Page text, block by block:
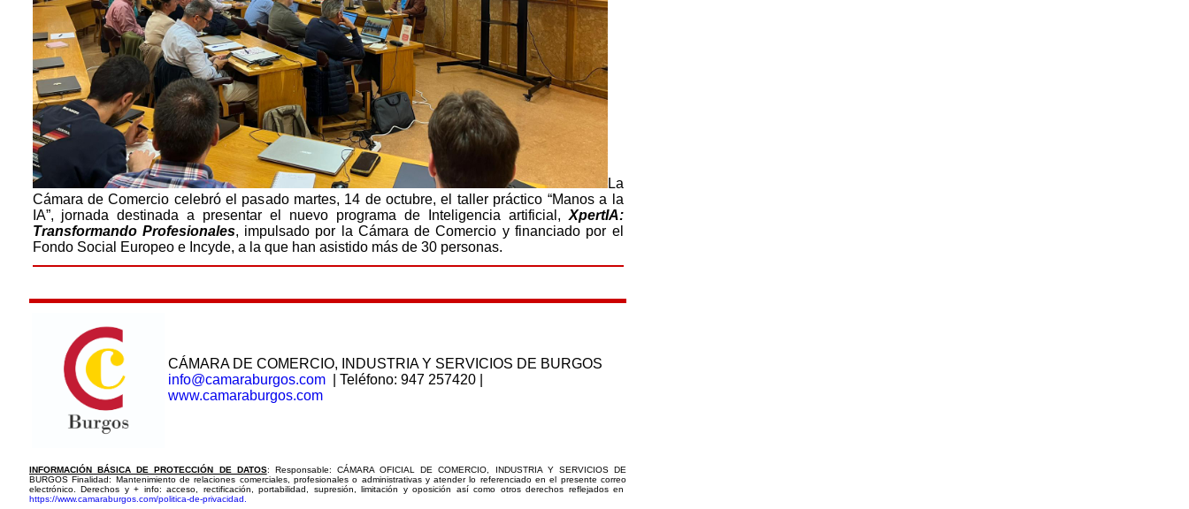
La
Cámara de Comercio celebró el pasado martes, 14 de octubre, el taller práctico “Manos a la
IA”, jornada destinada a presentar el nuevo programa de Inteligencia artificial, XpertIA:
Transformando Profesionales, impulsado por la Cámara de Comercio y financiado por el
Fondo Social Europeo e Incyde, a la que han asistido más de 30 personas.
CÁMARA DE COMERCIO, INDUSTRIA Y SERVICIOS DE BURGOS
info@camaraburgos.com | Teléfono: 947 257420 |
www.camaraburgos.com
INFORMACIÓN BÁSICA DE PROTECCIÓN DE DATOS: Responsable: CÁMARA OFICIAL DE COMERCIO, INDUSTRIA Y SERVICIOS DE
BURGOS Finalidad: Mantenimiento de relaciones comerciales, profesionales o administrativas y atender lo referenciado en el presente correo
electrónico. Derechos y + info: acceso, rectificación, portabilidad, supresión, limitación y oposición así como otros derechos reflejados en
https://www.camaraburgos.com/politica-de-privacidad.